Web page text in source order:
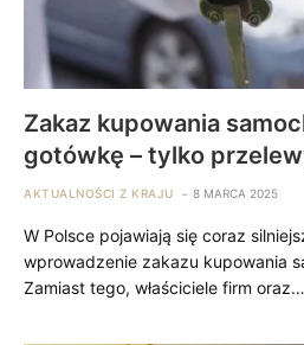
Zakaz kupowania
gotówkę – tylko
AKTUALNOŚCI Z KRAJU 8 MARCA 2025
W Polsce pojawiają się coraz
wprowadzenie zakazu kupowania
Zamiast tego, właściciele firm oraz…